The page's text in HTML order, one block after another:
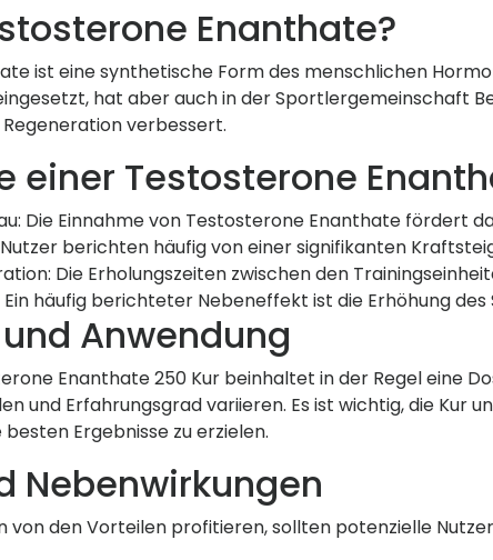
Enanthate?
ist eine synthetische Form des menschlichen
hat aber auch in der Sportlergemeinschaft
verbessert.
einer Testosterone
Die Einnahme von Testosterone Enanthate fördert
berichten häufig von einer signifikanten
Die Erholungszeiten zwischen den
Ein häufig berichteter Nebeneffekt ist die Erhöhung
Anwendung
Enanthate 250 Kur beinhaltet in der Regel eine
und Erfahrungsgrad variieren. Es ist wichtig, die
Ergebnisse zu erzielen.
Nebenwirkungen
von den Vorteilen profitieren, sollten potenzielle